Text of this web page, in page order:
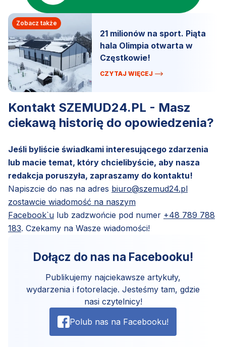
Zobacz także
21 milionów na sport. Piąta
hala Olimpia otwarta w
Częstkowie!
CZYTAJ WIĘCEJ
Kontakt SZEMUD24.PL - Masz
ciekawą historię do opowiedzenia?
Jeśli byliście świadkami interesującego zdarzenia
lub macie temat, który chcielibyście, aby nasza
redakcja poruszyła, zapraszamy do kontaktu!
Napiszcie do nas na adres biuro@szemud24.pl
zostawcie wiadomość na naszym
Facebook`u lub zadzwońcie pod numer +48 789 788
183. Czekamy na Wasze wiadomości!
Dołącz do nas na Facebooku!
Publikujemy najciekawsze artykuły,
wydarzenia i fotorelacje. Jesteśmy tam, gdzie
nasi czytelnicy!
Polub nas na Facebooku!